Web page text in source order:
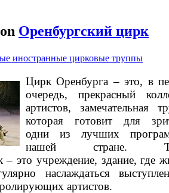
Оренбургский цирк
иностранные цирковые труппы
Цирк Оренбурга – это, в
очередь, прекрасный
артистов, замечательная
которая готовит для
одни из лучших
нашей стране.
– это учреждение, здание, где
наслаждаться
артистов.